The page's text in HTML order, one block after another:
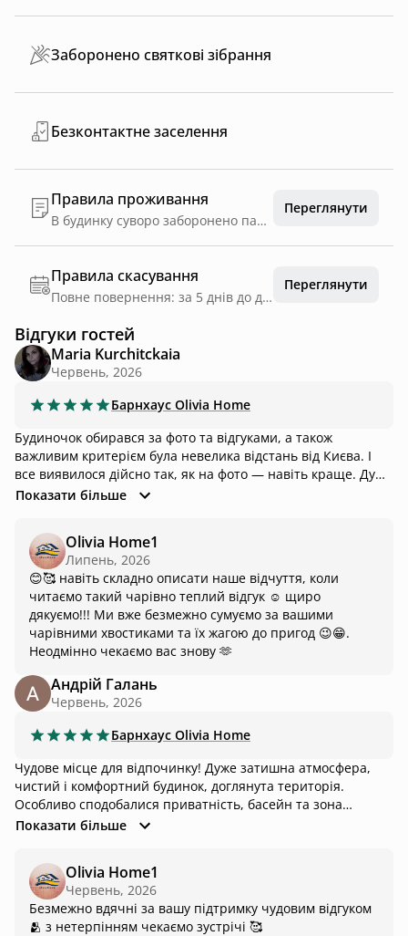
Заборонено святкові зібрання
Безконтактне заселення
Правила проживання
В будинку суворо заборонено палити, будь-який формат засобів для паління. На територію нашого будинку заборонено привозити будь які акустичні системи, в тому числі портативні колонки, та слухати гучну, а особливо російську музику. • Ходити у вуличному взутті в будинку та в бані, використовуйте капці. Псувати чи недбало експлуатувати майно. Заборонено втручатися та самостійно проводити налаштування обладнання. Заборонено виносити меблі з будинку та пошходжувати їх. Заборонено використовувати феєрверки та конфеті. Завдавати шкоду рослинам, зривати їх. Розкидати сміття в середині приміщення та на території. •Категорично заборонено купати/занурювати/опускати тварин в басейн, Чан, джакузі !! Порушення правил може бути підставою для не виплати (часткової чи повної) страхової суми 2000 грн. Відшкодування зіпсованого майна відбувається у повному обсязі, 100% вартості майна. ! Заселення о 14:00. Виселення до 11:00. ! Будинок розрахований на 4-х дорослих людей. На території одночасно може перебувати максимум 6 людей (за додаткову оплату). ! Раді вашому візиту з тваринками, за умови, що ви відповідальний господар. Саме ви відповідаєте за дії вашого домашнього улюбленця. Приберіть за хвостиком після виконання ним фізіологічних потреб. Шерсть на меблях, рушниках, пледах також у відповідальності власників тварин. 1 Парковка знаходиться під відеоспостереженням. 1 Після виселення залишати будинок та територію у чистому вигляді (не розкидати сміття, пляшки, постіль, недопалки), посуд залишати помитим. Тиша на території з 22:00 до 8:00. ! Повний розрахунок при заселенні. Просимо мати готівку ! Заселення та виселення може відбуватися самостійно. Вся інформація буде надана в момент заселення.
Переглянути
Правила скасування
Повне повернення: за 5 днів до дати заїзду
Переглянути
Відгуки гостей
Maria Kurchitckaia
Червень, 2026
Барнхаус Olivia Home
Будиночок обирався за фото та відгуками, а також
важливим критерієм була невелика відстань від Києва. І
все виявилося дійсно так, як на фото — навіть краще. Дуже
гарно продумана територія: мангальна зона, зона
шезлонгами, гамаки, гойдалка, місце біля вогню. У
будиночку є все необхідне для комфортного відпочинку:
багато посуду, настільні ігри, PlayStation та інші приємні
дрібниці. Було складно уявити, наскільки продуманим
може бути простір у цілому. Окремо хочеться відзначити
турботу власників про гостей та їхніх хвостиків 🐾 Лежанка,
мисочки, рушнички — і навіть те, чого точно не очікували
побачити: серветки для очей та крем із вітаміном Е для
подушечок лап і носика. Такі деталі дуже багато говорять
про ставлення. Дякуємо за чудовий відпочинок! Бажаємо
власникам процвітання, багато вдячних гостей та
стабільного потоку бронювань. Але залиште, будь ласка,
для нас маленьке віконце на кілька днів 😉
Показати більше
Olivia Home1
Липень, 2026
😊🥰 навіть складно описати наше відчуття, коли
читаємо такий чарівно теплий відгук ☺️ щиро
дякуємо!!! Ми вже безмежно сумуємо за вашими
чарівними хвостиками та їх жагою до пригод 😉😁.
Неодмінно чекаємо вас знову 🫶
Андрій Галань
Червень, 2026
Барнхаус Olivia Home
Чудове місце для відпочинку! Дуже затишна атмосфера,
чистий і комфортний будинок, доглянута територія.
Особливо сподобалися приватність, басейн та зона
відпочинку. Все відповідає опису та фото. Відпочили
Показати більше
Olivia Home1
Червень, 2026
Безмежно вдячні за вашу підтримку чудовим відгуком
🫂 з нетерпінням чекаємо зустрічі 🥰